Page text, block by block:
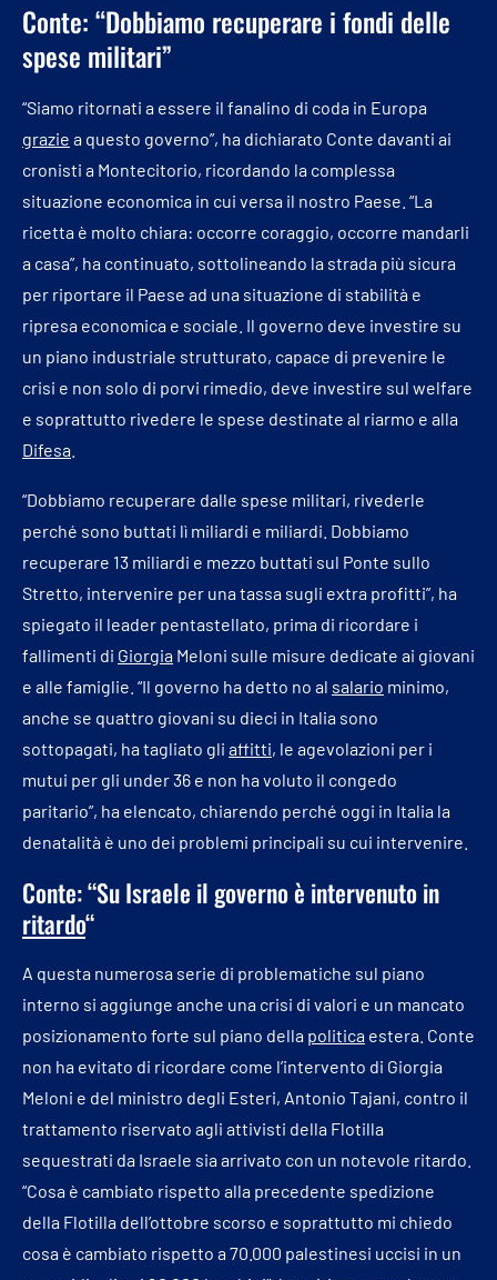
Conte: “Dobbiamo recuperare i fondi delle
spese militari”
“Siamo ritornati a essere il fanalino di coda in Europa
grazie a questo governo”, ha dichiarato Conte davanti ai
cronisti a Montecitorio, ricordando la complessa
situazione economica in cui versa il nostro Paese. “La
ricetta è molto chiara: occorre coraggio, occorre mandarli
a casa”, ha continuato, sottolineando la strada più sicura
per riportare il Paese ad una situazione di stabilità e
ripresa economica e sociale. Il governo deve investire su
un piano industriale strutturato, capace di prevenire le
crisi e non solo di porvi rimedio, deve investire sul welfare
e soprattutto rivedere le spese destinate al riarmo e alla
Difesa
“Dobbiamo recuperare dalle spese militari, rivederle
perché sono buttati lì miliardi e miliardi. Dobbiamo
recuperare 13 miliardi e mezzo buttati sul Ponte sullo
Stretto, intervenire per una tassa sugli extra profitti”, ha
spiegato il leader pentastellato, prima di ricordare i
fallimenti di Giorgia Meloni sulle misure dedicate ai giovani
e alle famiglie. “Il governo ha detto no al salario minimo,
anche se quattro giovani su dieci in Italia sono
sottopagati, ha tagliato gli affitti, le agevolazioni per i
mutui per gli under 36 e non ha voluto il congedo
paritario”, ha elencato, chiarendo perché oggi in Italia la
denatalità è uno dei problemi principali su cui intervenire.
Conte: “Su Israele il governo è intervenuto in
ritardo“
A questa numerosa serie di problematiche sul piano
interno si aggiunge anche una crisi di valori e un mancato
posizionamento forte sul piano della politica estera. Conte
non ha evitato di ricordare come l’intervento di Giorgia
Meloni e del ministro degli Esteri, Antonio Tajani, contro il
trattamento riservato agli attivisti della Flotilla
sequestrati da Israele sia arrivato con un notevole ritardo.
“Cosa è cambiato rispetto alla precedente spedizione
della Flotilla dell’ottobre scorso e soprattutto mi chiedo
cosa è cambiato rispetto a 70.000 palestinesi uccisi in un